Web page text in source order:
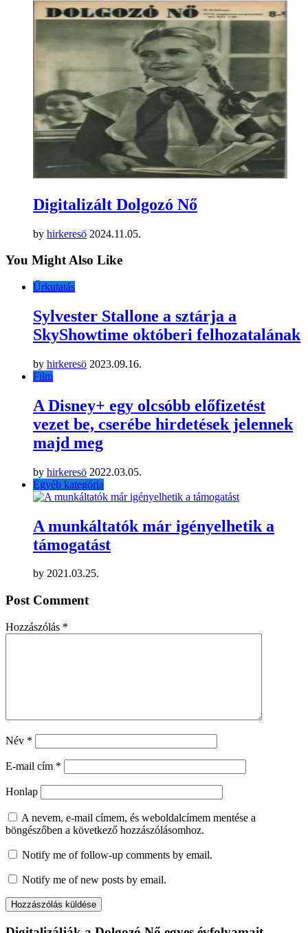
Digitalizált Dolgozó Nő
by hirkeresö 2024.11.05.
You Might Also Like
Űrkutatás
Sylvester Stallone a sztárja a
SkyShowtime októberi felhozatalának
by hirkeresö 2023.09.16.
Film
A Disney+ egy olcsóbb előfizetést
vezet be, cserébe hirdetések jelennek
majd meg
by hirkeresö 2022.03.05.
Egyéb kategória
A munkáltatók már igényelhetik a
támogatást
by 2021.03.25.
Post Comment
Hozzászólás *
Név *
E-mail cím *
Honlap
A nevem, e-mail címem, és weboldalcímem mentése a
böngészőben a következő hozzászólásomhoz.
Notify me of follow-up comments by email.
Notify me of new posts by email.